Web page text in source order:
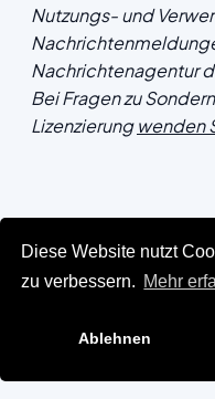
Diese Website nutzt
zu verbessern. Mehr
Ablehnen
Nutzungs- und
Nachrichtenagentur
Bei Fragen zu
Lizenzierungwenden